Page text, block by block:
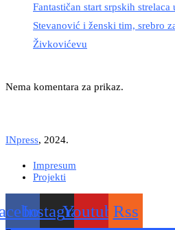
Fantastičan start srpskih
Stevanović i ženski tim, srebro
Živkovićevu
Nema komentara za prikaz.
INpress, 2024.
Impresum
Projekti
InstagramYoutubeRss